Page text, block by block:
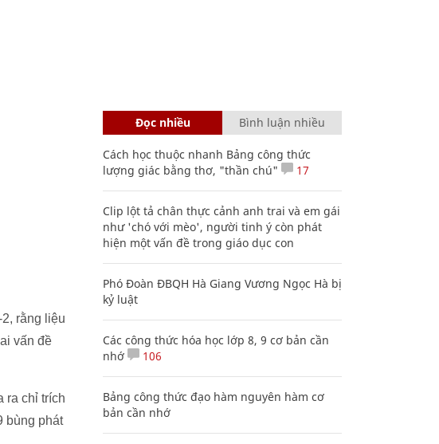
rằng liệu
vấn đề
ra chỉ trích
bùng phát
Đọc nhiều Bình luận nhiều
Cách học thuộc nhanh Bảng công thức
lượng giác bằng thơ, "thần chú"
17
Clip lột tả chân thực cảnh anh trai và em gái
như 'chó với mèo', người tinh ý còn phát
hiện một vấn đề trong giáo dục con
Phó Đoàn ĐBQH Hà Giang Vương Ngọc Hà bị
kỷ luật
Các công thức hóa học lớp 8, 9 cơ bản cần
nhớ
106
Bảng công thức đạo hàm nguyên hàm cơ
bản cần nhớ